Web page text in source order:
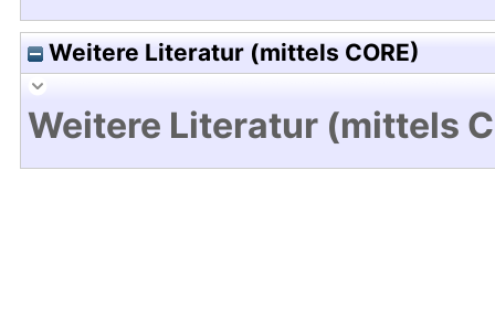
Weitere Literatur (mittels CORE)
Weitere Literatur (mittels